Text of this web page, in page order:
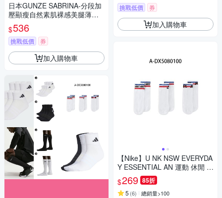
日本GUNZE SABRINA-分段加
壓顯瘦自然素肌裸感美腿薄絲
褲襪ML號1入/袋(服貼透氣,防
勾耐刮,完美遮瑕,吸濕排汗)
$536
挑戰低價 券
加入購物車
挑戰低價 券
加入購物車
【Nike】U NK NSW EVERYDA
Y ESSENTIAL AN 運動 休閒 基
本款短襪 三雙入 男女 A-DX508
0100
$269 85折
5 (6) 總銷量>100